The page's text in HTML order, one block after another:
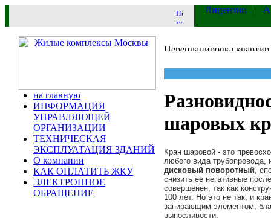
Лицензии |
на главную
ИНФОРМАЦИЯ
УПРАВЛЯЮЩЕЙ
ОРГАНИЗАЦИИ
ТЕХНИЧЕСКАЯ
ЭКСПЛУАТАЦИЯ ЗДАНИЙ
О компании
КАК ОПЛАТИТЬ ЖКУ
ЭЛЕКТРОННОЕ
ОБРАЩЕНИЕ
шаровых
Кран шаровой - это
любого вида трубопровода,
дисковый поворотный,
снизить ее негативные
совершенен, так как
100 лет. Но это не так, и
запирающим элементом,
выносливости.